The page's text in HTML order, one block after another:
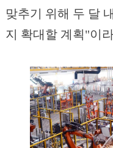
맞추기 위해 두 달
지 확대할 계획"이